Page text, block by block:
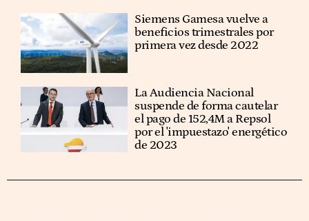
Siemens Gamesa vuelve a
beneficios trimestrales por
primera vez desde 2022
La Audiencia Nacional
suspende de forma cautelar
el pago de 152,4M a Repsol
por el 'impuestazo' energético
de 2023